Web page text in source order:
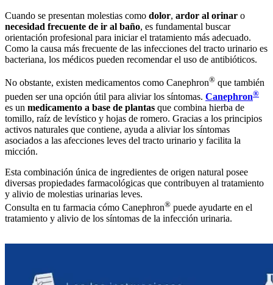
Cuando se presentan molestias como dolor, ardor al orinar o
necesidad frecuente de ir al baño, es fundamental buscar
orientación profesional para iniciar el tratamiento más adecuado.
Como la causa más frecuente de las infecciones del tracto urinario es
bacteriana, los médicos pueden recomendar el uso de antibióticos.
No obstante, existen medicamentos como Canephron® que también
pueden ser una opción útil para aliviar los síntomas. Canephron®
es un medicamento a base de plantas que combina hierba de
tomillo, raíz de levístico y hojas de romero. Gracias a los principios
activos naturales que contiene, ayuda a aliviar los síntomas
asociados a las afecciones leves del tracto urinario y facilita la
micción.
Esta combinación única de ingredientes de origen natural posee
diversas propiedades farmacológicas que contribuyen al tratamiento
y alivio de molestias urinarias leves.
Consulta en tu farmacia cómo Canephron® puede ayudarte en el
tratamiento y alivio de los síntomas de la infección urinaria.